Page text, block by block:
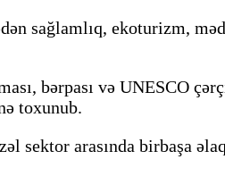
sağlamlıq, ekoturizm,
bərpası və UNESCO
toxunub.
sektor arasında birbaşa